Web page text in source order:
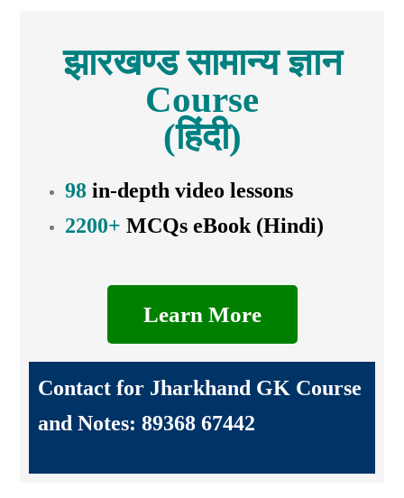
झारखण्ड सामान्य ज्ञान
Course
(हिंदी)
98 in-depth video lessons
2200+ MCQs eBook (Hindi)
Learn More
Contact for Jharkhand GK Course
and Notes: 89368 67442